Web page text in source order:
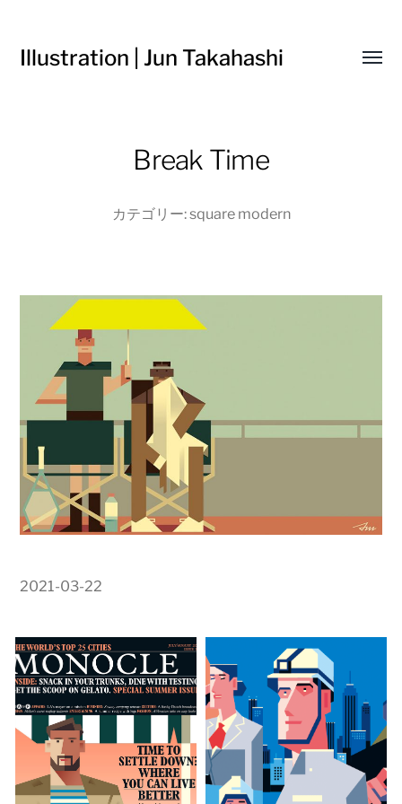
Illustration | Jun Takahashi
Break Time
カテゴリー:square modern
2021-03-22